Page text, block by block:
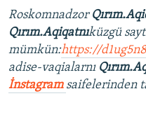
Roskomnadzor
Qırım.Aqiqatnıküzgü
mümkün:https://
adise-vaqialarnı
İnstagram saifelerinden